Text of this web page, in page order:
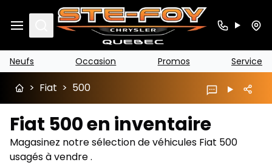
Search
Neufs Occasion Promos Service
> Fiat > 500
Fiat 500 en inventaire
Magasinez notre sélection de véhicules Fiat 500
usagés à vendre .